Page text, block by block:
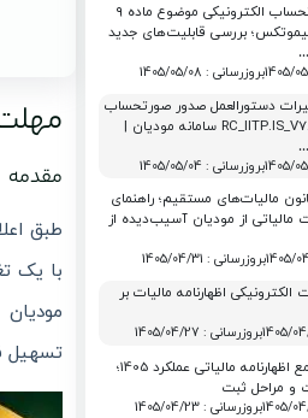
مهلت
مقدمه
طبق
با یک
تسهیل
ارسال صورتحساب الکترونیکی موضوع ماده ۹
بررسی قابلیت‌های جدید
بروزرسانی : 1405/05/08
دستورالعمل صدور صورتحساب
الکترونی RC_IITP.IS_V7.9 سامانه مودیان |
بروزرسانی : 1405/05/04
۱۶۵ قانون مالیات‌های مستقیم؛ راهنمای
مالیاتی از مودیان آسیب‌دیده از
بروزرسانی : 1405/04/31
الکترونیکی اظهارنامه مالیات بر
بروزرسانی : 1405/04/27
راهنمای جامع اظهارنامه مالیاتی عملکرد 1405؛
و مراحل ثبت
بروزرسانی : 1405/04/23